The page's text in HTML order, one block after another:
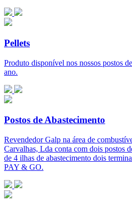
Pellets
Produto disponível nos nossos postos
ano.
Postos de Abastecimento
Revendedor Galp na área de
Carvalhas, Lda conta com dois postos
de 4 ilhas de abastecimento dois
PAY & GO.